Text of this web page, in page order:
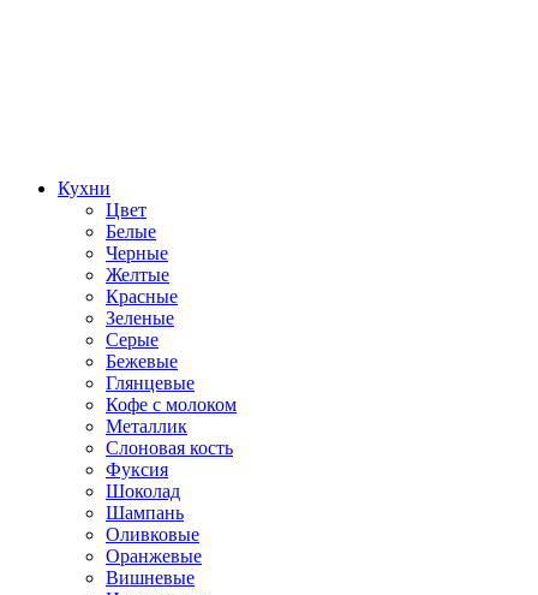
Кухни
Цвет
Белые
Черные
Желтые
Красные
Зеленые
Серые
Бежевые
Глянцевые
Кофе с молоком
Металлик
Слоновая кость
Фуксия
Шоколад
Шампань
Оливковые
Оранжевые
Вишневые